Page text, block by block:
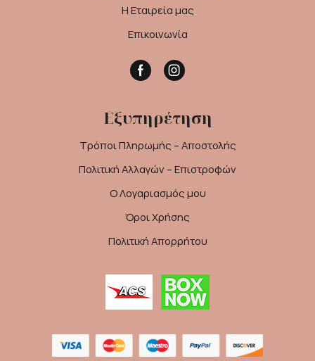
Η Εταιρεία μας
Επικοινωνία
FacebookInstagram
Εξυπηρέτηση
Τρόποι Πληρωμής – Αποστολής
Πολιτική Αλλαγών – Επιστροφών
Ο Λογαριασμός μου
Όροι Χρήσης
Πολιτική Απορρήτου